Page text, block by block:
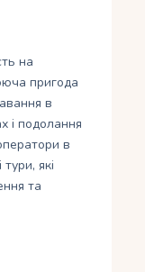
на
пригода
в
і подолання
в
які
та